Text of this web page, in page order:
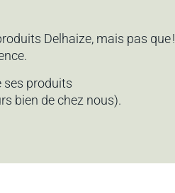
Delhaize, mais pas que !
ses produits
bien de chez nous).